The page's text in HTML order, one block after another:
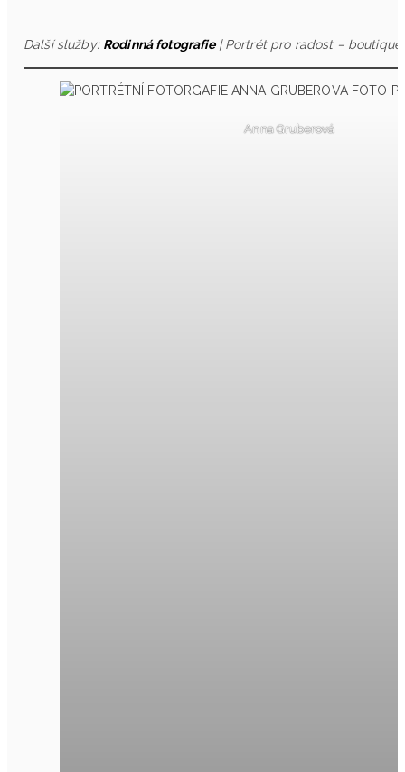
Další služby: Rodinná fotografie| Portrét pro radost –
Anna Gruberová